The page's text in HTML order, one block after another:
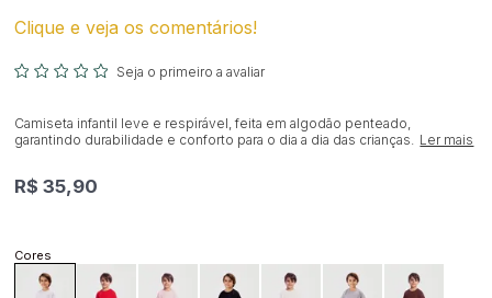
Clique e veja os comentários!
Seja o primeiro a avaliar
Camiseta infantil leve e respirável, feita em algodão penteado,
garantindo durabilidade e conforto para o dia a dia das crianças. Ler mais
R$ 35,90